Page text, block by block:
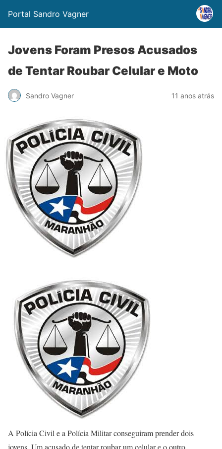
Portal Sandro Vagner
Jovens Foram Presos Acusados
de Tentar Roubar Celular e Moto
Sandro Vagner 11 anos atrás
A Polícia Civil e a Polícia Militar conseguiram prender dois
jovens. Um acusado de tentar roubar um celular e o outro,